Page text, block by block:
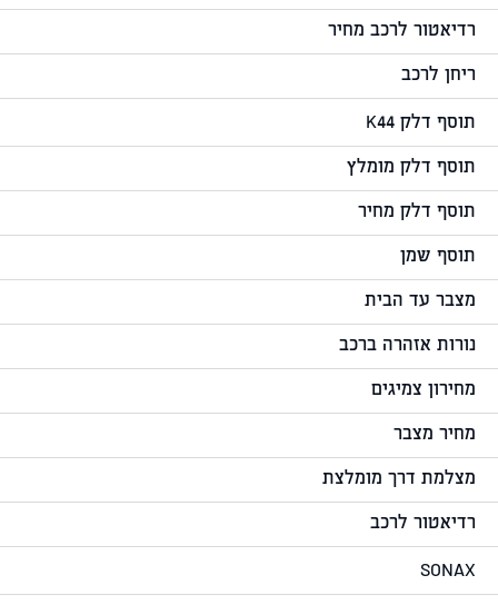
רדיאטור לרכב מחיר
ריחן לרכב
תוסף דלק K44
תוסף דלק מומלץ
תוסף דלק מחיר
תוסף שמן
מצבר עד הבית
נורות אזהרה ברכב
מחירון צמיגים
מחיר מצבר
מצלמת דרך מומלצת
רדיאטור לרכב
SONAX